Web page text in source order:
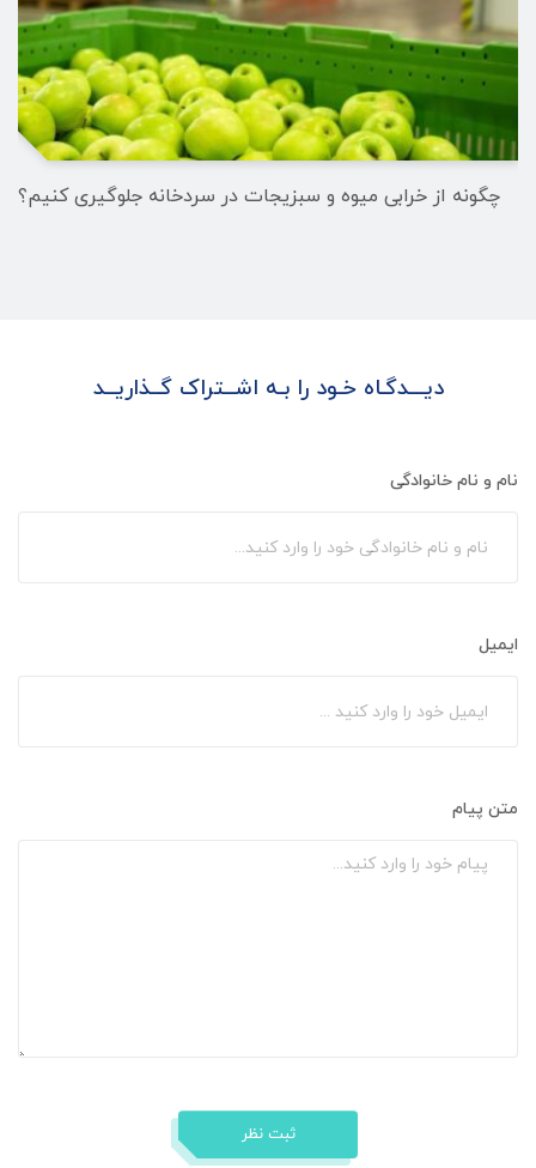
چگونه از خرابی میوه و سبزیجات در سردخانه جلوگیری کنیم؟
دیـــدگـاه خـود را بـه اشــتراک گــذاریــد
نام و نام خانوادگی
ایمیل
متن پیام
ثبت نظر